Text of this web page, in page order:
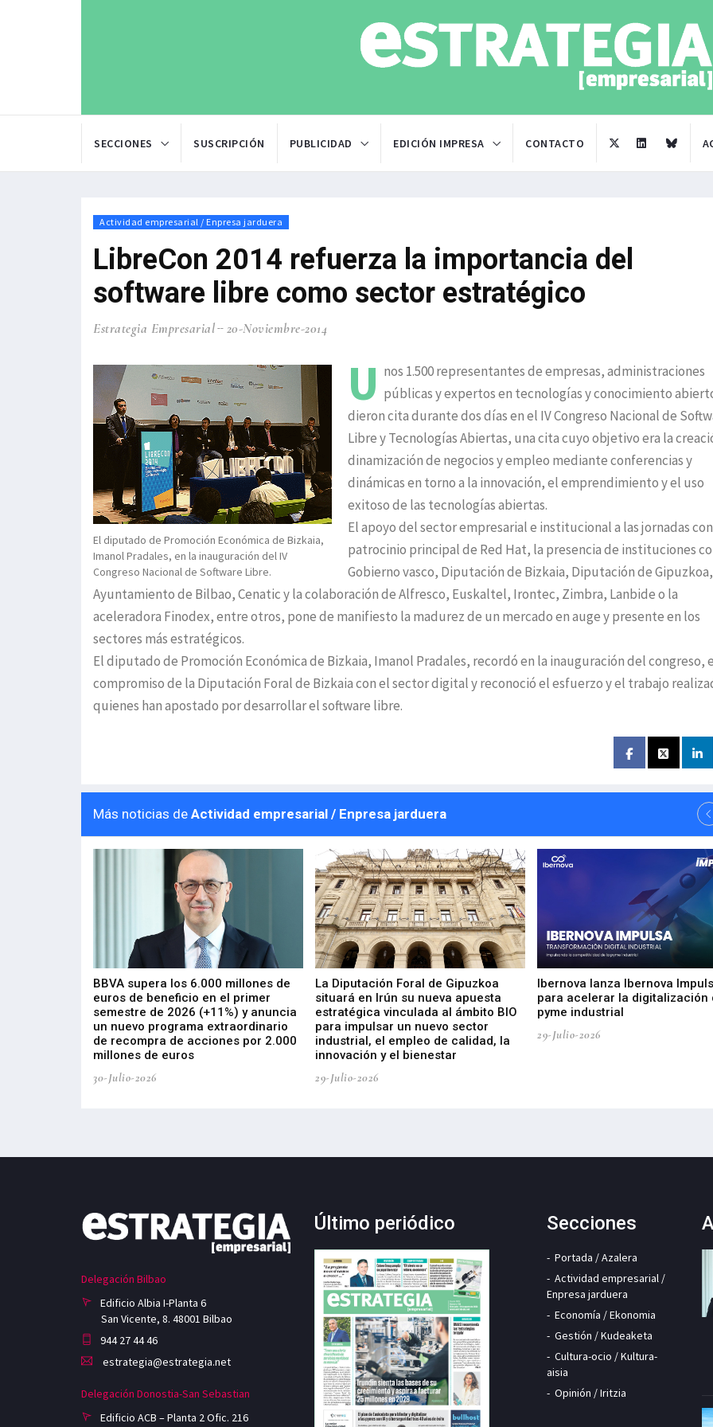
SECCIONES SUSCRIPCIÓN PUBLICIDAD EDICIÓN IMPRESA CONTACTO
Actividad empresarial / Enpresa jarduera
LibreCon 2014 refuerza la importancia del
software libre como sector estratégico
Estrategia Empresarial 20-Noviembre-2014
El diputado de Promoción Económica de Bizkaia,
Imanol Pradales, en la inauguración del IV
Congreso Nacional de Software Libre.
U nos 1.500 representantes de empresas, administraciones
públicas y expertos en tecnologías y conocimiento
dieron cita durante dos días en el IV Congreso Nacional de
Libre y Tecnologías Abiertas, una cita cuyo objetivo era la
dinamización de negocios y empleo mediante conferencias y
dinámicas en torno a la innovación, el emprendimiento y el uso
exitoso de las tecnologías abiertas.
El apoyo del sector empresarial e institucional a las jornadas
patrocinio principal de Red Hat, la presencia de instituciones
Gobierno vasco, Diputación de Bizkaia, Diputación de Gipuzkoa,
Ayuntamiento de Bilbao, Cenatic y la colaboración de Alfresco, Euskaltel, Irontec, Zimbra, Lanbide o la
aceleradora Finodex, entre otros, pone de manifiesto la madurez de un mercado en auge y presente en los
sectores más estratégicos.
El diputado de Promoción Económica de Bizkaia, Imanol Pradales, recordó en la inauguración del congreso,
compromiso de la Diputación Foral de Bizkaia con el sector digital y reconoció el esfuerzo y el trabajo
quienes han apostado por desarrollar el software libre.
Más noticias de Actividad empresarial / Enpresa jarduera
BBVA supera los 6.000 millones de
euros de beneficio en el primer
semestre de 2026 (+11%) y anuncia
un nuevo programa extraordinario
de recompra de acciones por 2.000
millones de euros
30-Julio-2026
La Diputación Foral de Gipuzkoa
situará en Irún su nueva apuesta
estratégica vinculada al ámbito BIO
para impulsar un nuevo sector
industrial, el empleo de calidad, la
innovación y el bienestar
29-Julio-2026
Ibernova lanza Ibernova
para acelerar la digitalización
pyme industrial
29-Julio-2026
Delegación Bilbao
Edificio Albia I-Planta 6
San Vicente, 8. 48001 Bilbao
944 27 44 46
estrategia@estrategia.net
Delegación Donostia-San Sebastian
Edificio ACB – Planta 2 Ofic. 216
Último periódico Secciones
Portada / Azalera
Actividad empresarial /
Enpresa jarduera
Economía / Ekonomia
Gestión / Kudeaketa
Cultura-ocio / Kultura-
aisia
Opinión / Iritzia